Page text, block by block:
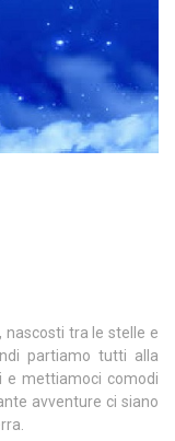
nascosti tra le stelle e
partiamo tutti alla
e mettiamoci comodi
avventure ci siano